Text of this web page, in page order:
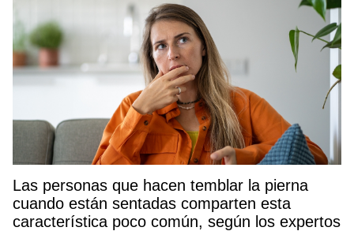
Las personas que hacen temblar la pierna
cuando están sentadas comparten esta
característica poco común, según los expertos